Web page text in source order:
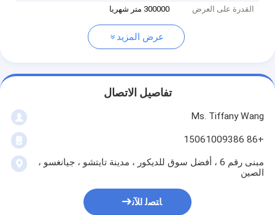
القدرة على العرض
300000 متر شهريا
عرض المزيد
تفاصيل الاتصال
Ms. Tiffany Wang
+86 15061009386
مبنى رقم 6 ، أفضل سوق للديكور ، مدينة تايتشو ، جيانغسو ،
الصين
ﺎﺘﺼﻟ ﺍﻶﻧ